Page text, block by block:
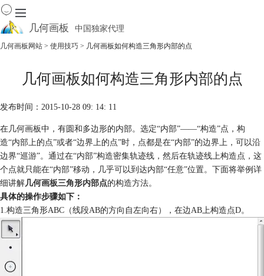
几何画板 中国独家代理
资源中心
软件商城
几何画板网站 > 使用技巧 > 几何画板如何构造三角形内部的点
几何画板如何构造三角形内部的点
发布时间：2015-10-28 09: 14: 11
在几何画板中，有圆和多边形的内部。选定“内部”——“构造”点，构
造“内部上的点”或者“边界上的点”时，点都是在“内部”的边界上，可以沿
边界“巡游”。通过在“内部”构造密集轨迹线，然后在轨迹线上构造点，这
个点就只能在“内部”移动，几乎可以到达内部“任意”位置。下面将举例详
细讲解几何画板三角形内部点的构造方法。
具体的操作步骤如下：
1.构造三角形ABC（线段AB的方向自左向右），在边AB上构造点D。